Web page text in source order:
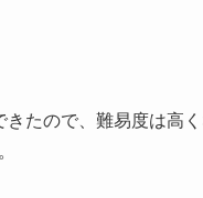
たので、難易度は高